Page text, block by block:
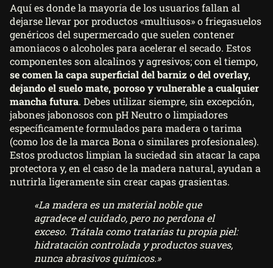
Aquí es donde la mayoría de los usuarios fallan al
dejarse llevar por productos «multiusos» o friegasuelos
genéricos del supermercado que suelen contener
amoniacos o alcoholes para acelerar el secado. Estos
componentes son alcalinos y agresivos; con el tiempo,
se comen la capa superficial del barniz o del overlay,
dejando el suelo mate, poroso y vulnerable a cualquier
mancha futura. Debes utilizar siempre, sin excepción,
jabones jabonosos con pH Neutro o limpiadores
específicamente formulados para madera o tarima
(como los de la marca Bona o similares profesionales).
Estos productos limpian la suciedad sin atacar la capa
protectora y, en el caso de la madera natural, ayudan a
nutrirla ligeramente sin crear capas grasientas.
«La madera es un material noble que
agradece el cuidado, pero no perdona el
exceso. Trátala como tratarías tu propia piel:
hidratación controlada y productos suaves,
nunca abrasivos químicos.»